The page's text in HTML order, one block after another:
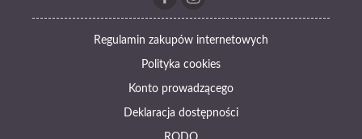
Regulamin zakupów internetowych
Polityka cookies
Konto prowadzącego
Deklaracja dostępności